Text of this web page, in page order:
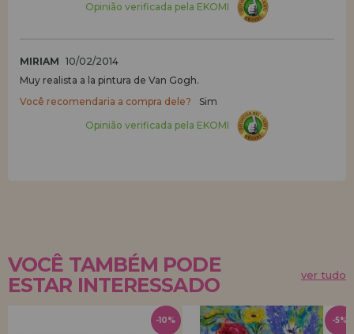
Opinião verificada pela EKOMI
MIRIAM 10/02/2014
Muy realista a la pintura de Van Gogh.
Você recomendaria a compra dele?
Sim
Opinião verificada pela EKOMI
VOCÊ TAMBÉM PODE
ESTAR INTERESSADO
ver tudo
-10% -5%